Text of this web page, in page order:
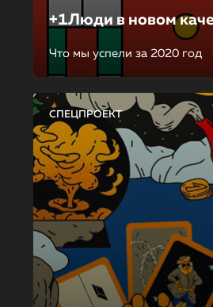
+1Люди в новом
Что мы успели за 2020 год
СПЕЦПРОЕКТ